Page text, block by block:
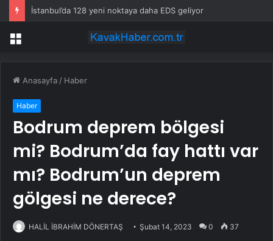
İstanbul’da 128 yeni noktaya daha EDS geliyor
Menü
Anasayfa / Haber
Haber
Bodrum deprem bölgesi
mi? Bodrum’da fay hattı var
mı? Bodrum’un deprem
gölgesi ne derece?
HALİL İBRAHİM DÖNERTAŞ Şubat 14, 2023 0 37